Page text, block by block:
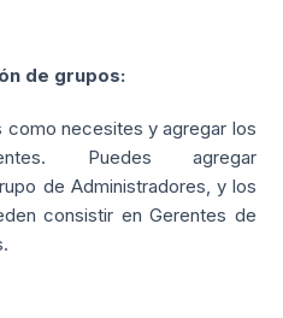
de grupos:
necesites y agregar los
Puedes agregar
de Administradores, y los
consistir en Gerentes de